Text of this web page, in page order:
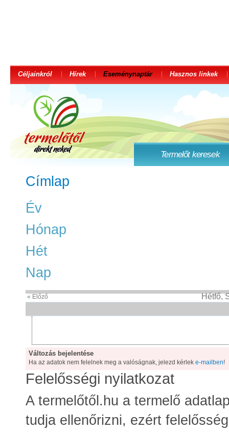
Céljainkról Hírek Eseménynaptár Hasznos linkek
Termelőt keresek
Címlap
Év
Hónap
Hét
Nap
« Előző Hétfő,
Változás bejelentése
Ha az adatok nem felelnek meg a valóságnak, jelezd kérlek e-mailben!
Felelősségi nyilatkozat
A termelőtől.hu a termelő
tudja ellenőrizni, ezért